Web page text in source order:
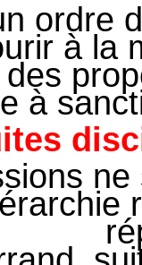
ordre
à la
des
à